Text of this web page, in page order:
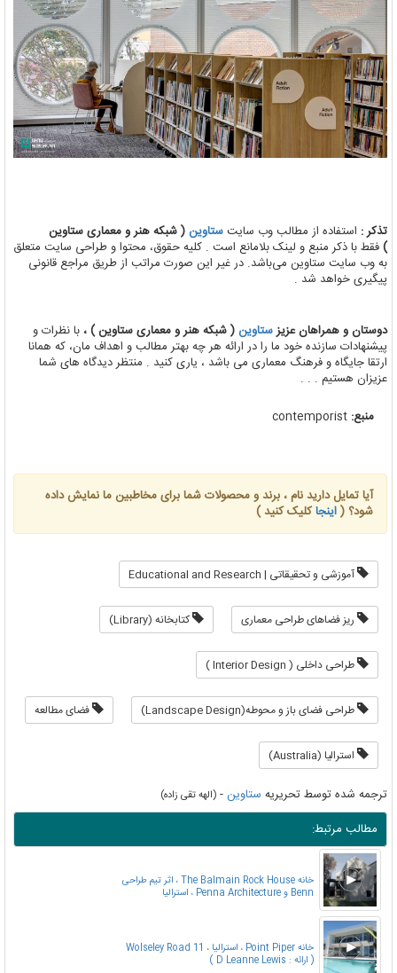
تذکر : استفاده از مطالب وب سایتستاوین( شبکه هنر و معماری ستاوین
)فقط با ذکر منبع و لینک بلامانع است . کلیه حقوق، محتوا و طراحی سایت متعلق
به وب سایت ستاوین می‌باشد. در غیر این صورت مراتب از طریق مراجع قانونی
پیگیری خواهد شد .
دوستان و همراهان عزیزستاوین( شبکه هنر و معماری ستاوین ) ، با نظرات و
پیشنهادات سازنده خود ما را در ارائه هر چه بهتر مطالب و اهداف مان، که همانا
ارتقا جایگاه و فرهنگ معماری می باشد ، یاری کنید . منتظر دیدگاه های شما
عزیزان هستیم . . .
منبع:
آیا تمایل دارید نام ، برند و محصولات شما برای مخاطبین ما نمایش داده
شود؟ (اینجاکلیک کنید )
آموزشی و تحقیقاتی | Educational and Research
ریز فضاهای طراحی معماری کتابخانه (Library)
طراحی داخلی ( Interior Design )
طراحی فضای باز و محوطه(Landscape Design) فضای مطالعه
استرالیا (Australia)
ترجمه شده توسط تحریریه ستاوین- (الهه تقی زاده)
مطالب مرتبط:
خانه The Balmain Rock House ، اثر تیم طراحی
Benn و Penna Architecture ، استرالیا
خانه Point Piper ، استرالیا ، 11 Wolseley Road
( ارائه : D Leanne Lewis )